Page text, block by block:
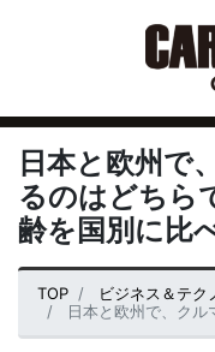
日本と欧州で
るのはどち
齢を国別に比
TOP ビジネス＆テク
日本と欧州で、クルマを長く使っ